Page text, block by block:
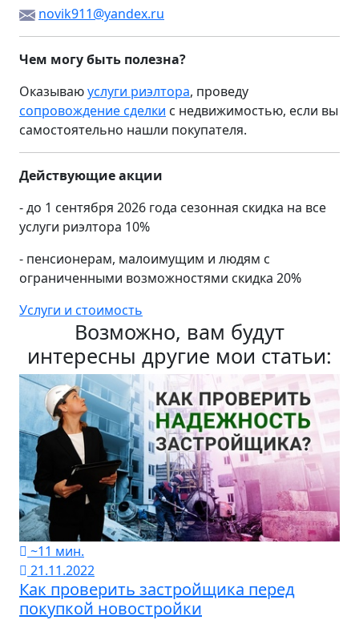
novik911@yandex.ru
Чем могу быть полезна?
Оказываюуслуги риэлтора, проведу
сопровождение сделки с недвижимостью, если вы
самостоятельно нашли покупателя.
Действующие акции
- до 1 сентября 2026 года сезонная скидка на все
услуги риэлтора 10%
- пенсионерам, малоимущим и людям с
ограниченными возможностями скидка 20%
Услуги и стоимость
Возможно, вам будут
интересны другие мои статьи:
~11 мин.
21.11.2022
Как проверить застройщика перед
покупкой новостройки